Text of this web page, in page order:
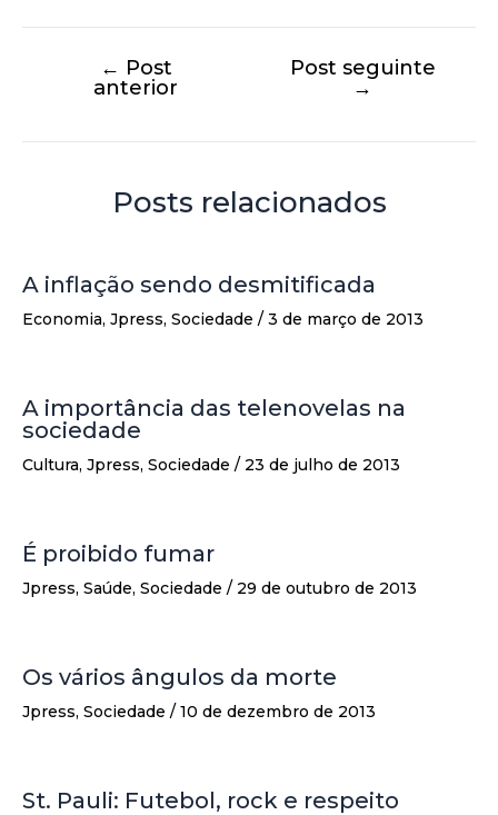
← Post
anterior
Post seguinte
→
Posts relacionados
A inflação sendo desmitificada
Economia, Jpress, Sociedade / 3 de março de 2013
A importância das telenovelas na
sociedade
Cultura, Jpress, Sociedade / 23 de julho de 2013
É proibido fumar
Jpress, Saúde, Sociedade / 29 de outubro de 2013
Os vários ângulos da morte
Jpress, Sociedade / 10 de dezembro de 2013
St. Pauli: Futebol, rock e respeito